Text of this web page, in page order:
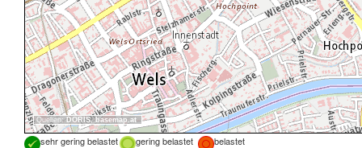
Quellen: DORIS, basemap.at
sehr gering belastet gering belastet
belastet